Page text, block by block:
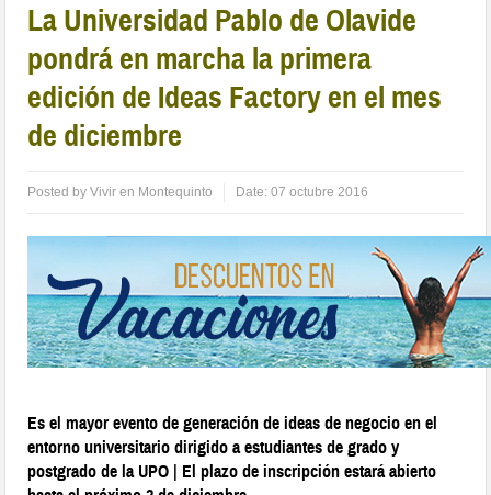
La Universidad Pablo de Olavide
pondrá en marcha la primera
edición de Ideas Factory en el mes
de diciembre
Posted byVivir en Montequinto Date:07 octubre 2016
Es el mayor evento de generación de ideas de negocio en el
entorno universitario dirigido a estudiantes de grado y
postgrado de la UPO | El plazo de inscripción estará abierto